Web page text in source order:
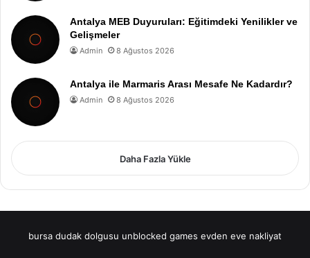
Antalya MEB Duyuruları: Eğitimdeki Yenilikler ve
Gelişmeler
Admin 8 Ağustos 2026
Antalya ile Marmaris Arası Mesafe Ne Kadardır?
Admin 8 Ağustos 2026
Daha Fazla Yükle
bursa dudak dolgusu unblocked games evden eve nakliyat